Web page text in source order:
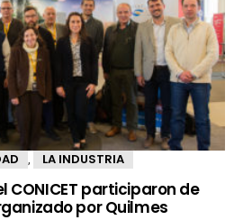
LA INDUSTRIA
CONICET participaron de
por Quilmes